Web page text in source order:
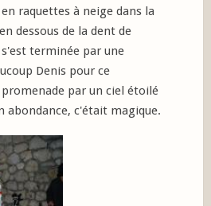
raquettes à neige dans la
dessous de la dent de
terminée par une
Denis pour ce
par un ciel étoilé
abondance, c'était magique.